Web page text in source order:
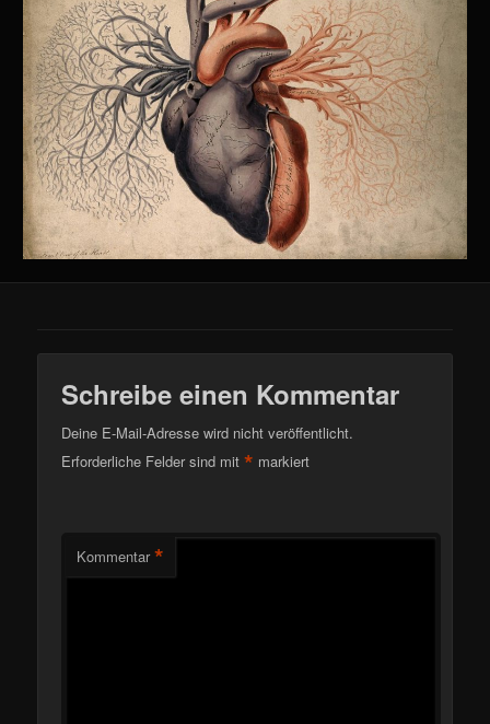
Schreibe einen Kommentar
Deine E-Mail-Adresse wird nicht veröffentlicht.
Erforderliche Felder sind mit* markiert
Kommentar *